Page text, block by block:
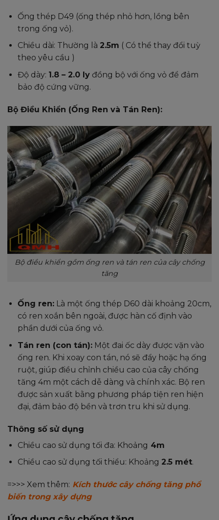
Ống thép D49 (ống thép nhỏ hơn, lồng bên
trong ống vỏ).
Chiều dài: Thường là 2.5m ( Có thể thay đổi tuỳ
theo yêu cầu )
Độ dày: 1.8 – 2.0 lyđồng bộ với ống vỏ để đảm
bảo độ cứng vững.
Bộ Điều Khiển (Ống Ren và Tán Ren):
Bộ điều khiển gồm ống ren và tán ren của cây chống
tăng
Ống ren:Là một ống thép D60 dài khoảng 20cm,
có ren xoắn bên ngoài, được hàn cố định vào
phần dưới của ống vỏ.
Tán ren (con tán):Một đai ốc dày được vặn vào
ống ren. Khi xoay con tán, nó sẽ đẩy hoặc hạ ống
ruột, giúp điều chỉnh chiều cao của cây chống
tăng 4m một cách dễ dàng và chính xác. Bộ ren
được sản xuất bằng phương pháp tiện ren hiện
đại, đảm bảo độ bền và trơn tru khi sử dụng.
Thông số sử dụng
Chiều cao sử dụng tối đa: Khoảng 4m
Chiều cao sử dụng tối thiểu: Khoảng 2.5 mét.
=>>> Xem thêm: Kích thước cây chống tăng phổ
biến trong xây dựng